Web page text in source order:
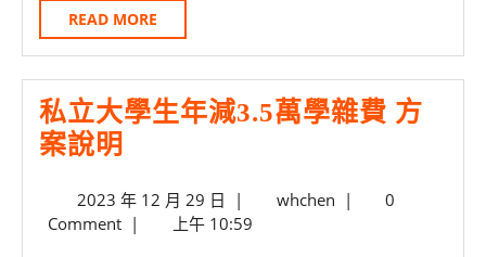
熱
READ MORE
MORE
私立大學生年減3.5萬學雜費 方
案說明
大
學
2023 年 12 月 29 日 2023
年
| whchenwhchen
|
0
Comment | 上午 10:59